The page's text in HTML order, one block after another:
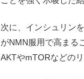
次に、インシュリン
がNMN服用で高まる
AKTやmTORなどの